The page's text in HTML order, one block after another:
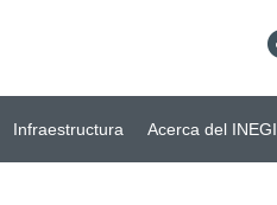
Infraestructura Acerca del INEGI